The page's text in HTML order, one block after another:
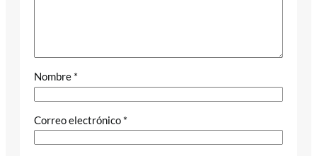
Nombre *
Correo electrónico *